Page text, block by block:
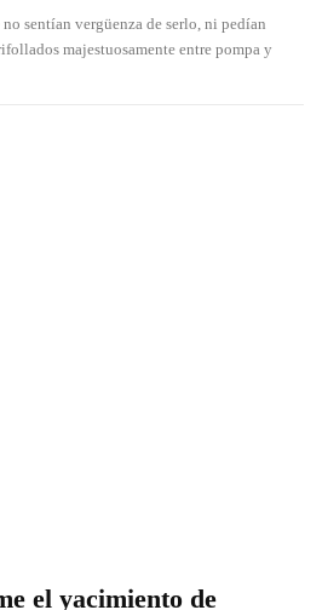
sentían vergüenza de serlo, ni pedían
majestuosamente entre pompa y
el yacimiento de